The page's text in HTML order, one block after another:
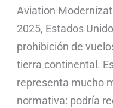
Aviation
2025, Estados
prohibición de
tierra continental.
representa mucho
normativa: podría